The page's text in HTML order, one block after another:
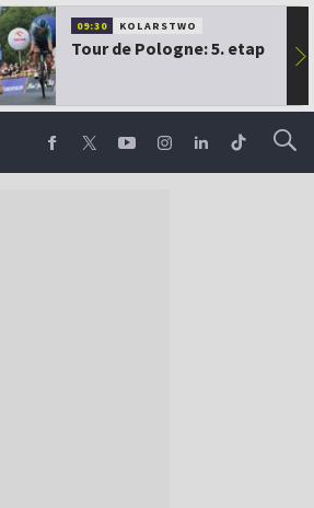
09:30 KOLARSTWO
Tour de Pologne: 5. etap ▶